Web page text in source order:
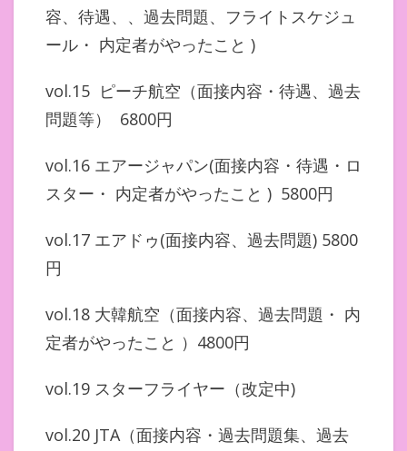
容、待遇、、過去問題、フライトスケジュ
ール・ 内定者がやったこと )
vol.15 ピーチ航空（面接内容・待遇、過去
問題等） 6800円
vol.16 エアージャパン(面接内容・待遇・ロ
スター・ 内定者がやったこと ) 5800円
vol.17 エアドゥ(面接内容、過去問題) 5800
円
vol.18 大韓航空（面接内容、過去問題・ 内
定者がやったこと ）4800円
vol.19 スターフライヤー（改定中)
vol.20 JTA（面接内容・過去問題集、過去